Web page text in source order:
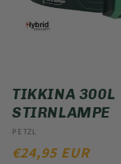
TIKKINA 300L
STIRNLAMPE
Anbieter:
PETZL
NORMALER
€24,95 EUR